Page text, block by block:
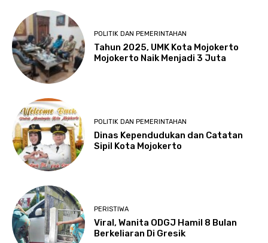
POLITIK DAN PEMERINTAHAN
Tahun 2025, UMK Kota Mojokerto
Mojokerto Naik Menjadi 3 Juta
POLITIK DAN PEMERINTAHAN
Dinas Kependudukan dan Catatan
Sipil Kota Mojokerto
PERISTIWA
Viral, Wanita ODGJ Hamil 8 Bulan
Berkeliaran Di Gresik